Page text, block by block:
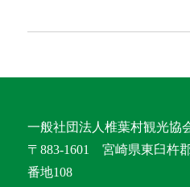
一般社団法人椎葉村観光協
〒883-1601 宮崎県東臼杵
番地108